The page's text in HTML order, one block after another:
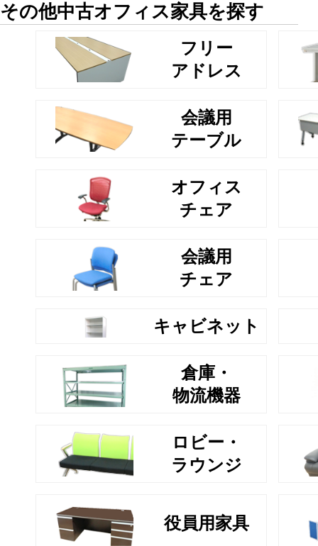
その他中古オフィス家具を探す
フリー
アドレス
会議用
テーブル
オフィス
チェア
会議用
チェア
キャビネット
倉庫・
物流機器
ロビー・
ラウンジ
役員用家具